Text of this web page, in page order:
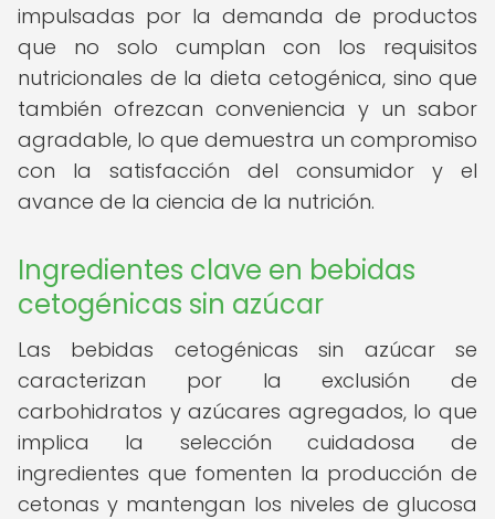
impulsadas por la demanda de productos
que no solo cumplan con los requisitos
nutricionales de la dieta cetogénica, sino que
también ofrezcan conveniencia y un sabor
agradable, lo que demuestra un compromiso
con la satisfacción del consumidor y el
avance de la ciencia de la nutrición.
Ingredientes clave en bebidas
cetogénicas sin azúcar
Las bebidas cetogénicas sin azúcar se
caracterizan por la exclusión de
carbohidratos y azúcares agregados, lo que
implica la selección cuidadosa de
ingredientes que fomenten la producción de
cetonas y mantengan los niveles de glucosa